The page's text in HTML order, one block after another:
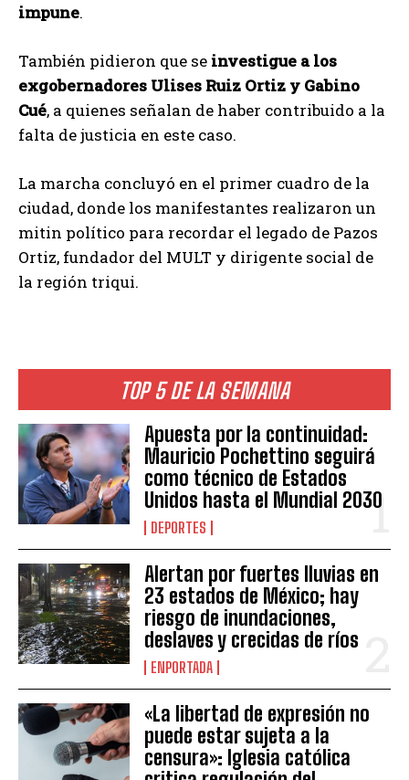
TOP 5 DE LA SEMANA
Apuesta por la continuidad:
Mauricio Pochettino seguirá
como técnico de Estados
Unidos hasta el Mundial 2030
DEPORTES
Alertan por fuertes lluvias en
23 estados de México; hay
riesgo de inundaciones,
deslaves y crecidas de ríos
ENPORTADA
«La libertad de expresión no
puede estar sujeta a la
censura»: Iglesia católica
impune.
También pidieron que se investigue a los
exgobernadores Ulises Ruiz Ortiz y Gabino
Cué, a quienes señalan de haber contribuido a la
falta de justicia en este caso.
La marcha concluyó en el primer cuadro de la
ciudad, donde los manifestantes realizaron un
mitin político para recordar el legado de Pazos
Ortiz, fundador del MULT y dirigente social de
la región triqui.